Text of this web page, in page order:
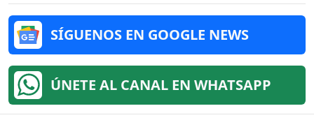
SÍGUENOS EN GOOGLE NEWS
ÚNETE AL CANAL EN WHATSAPP